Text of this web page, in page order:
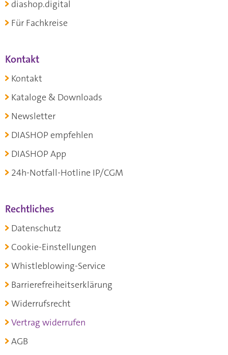
diashop.digital
Für Fachkreise
Kontakt
Kontakt
Kataloge & Downloads
Newsletter
DIASHOP empfehlen
DIASHOP App
24h-Notfall-Hotline IP/CGM
Rechtliches
Datenschutz
Cookie-Einstellungen
Whistleblowing-Service
Barrierefreiheitserklärung
Widerrufsrecht
Vertrag widerrufen
AGB